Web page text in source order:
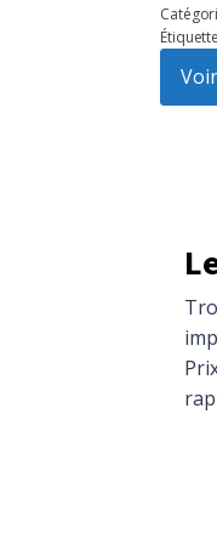
prix
initial
était :